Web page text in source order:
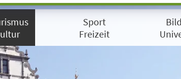
Sport
Freizeit